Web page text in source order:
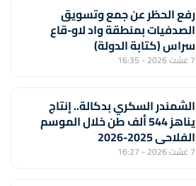
رفع الحظر عن جمع وتسويق
الصدفيات بمنطقة واد لاو-قاع
سراس (كتابة الدولة)
7 غشت 2026 - 16:35
الشمندر السكري بدكالة.. إنتاج
يناهز 544 ألف طن خلال الموسم
الفلاحي 2025-2026
7 غشت 2026 - 16:27